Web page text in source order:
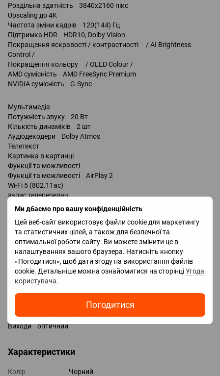
Ми дбаємо про вашу конфіденційність
Цей веб-сайт використовує файли cookie для маркетингу
та статистичних цілей, а також для безпечної та
оптимальної роботи сайту. Ви можете змінити це в
налаштуваннях вашого браузера. Натисніть кнопку
«Погодитися», щоб дати згоду на використання файлів
cookie. Детальніше можна ознайомитися на сторінціУгода
користувача.
Погодитися
Роздільна здатність 3840x2160 пікс
Upscaling до 4K
Частота зміни кадрів 120(144) Гц
Підтримка HDR HDR10, Dolby Vision
Покращення яскравості / контрастності / AI Brightness
Control /
Покращення кольору / OLED Colour /
AMD сумісність AMD FreeSync Premium
NVIDIA сумісність G-Sync
Мультимедіа
Потужність звуку 20 Вт
Кількість динаміків 2 шт
Аудіодекодери Dolby Atmos
Телетекст
Картинка в картинці
Функції та можливості
Функції та можливості AirPlay 2
Wi-Fi 5 (802.11ac)
запис телепередач
Miracast
Bluetooth v 5.0
підтримка DLNA
керування голосом
мультимедійний (аеропульт)
Amazon Alexa
Входи USB 3 шт
LAN
Технології HDMI VRR, ALLM, eARC
Виходи оптичний
Характеристики
Колір
Чорний